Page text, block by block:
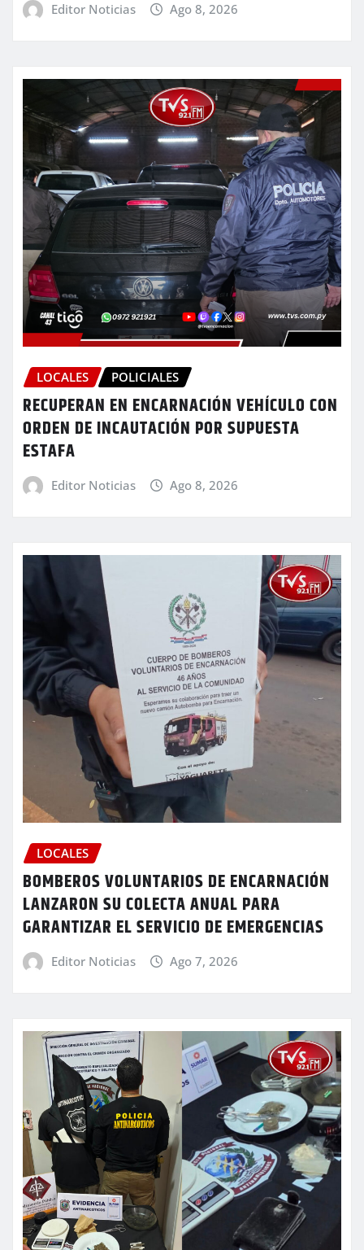
Editor Noticias Ago 8, 2026
LOCALES POLICIALES
RECUPERAN EN ENCARNACIÓN VEHÍCULO CON
ORDEN DE INCAUTACIÓN POR SUPUESTA
ESTAFA
Editor Noticias Ago 8, 2026
LOCALES
BOMBEROS VOLUNTARIOS DE ENCARNACIÓN
LANZARON SU COLECTA ANUAL PARA
GARANTIZAR EL SERVICIO DE EMERGENCIAS
Editor Noticias Ago 7, 2026